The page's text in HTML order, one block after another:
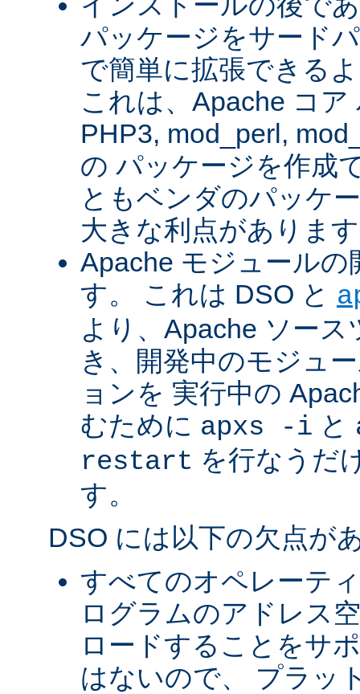
パッケージをサード
で簡単に拡張できる
これは、Apache コ
PHP3, mod_perl,
の パッケージを作成
ともベンダのパッケ
大きな利点がありま
Apache モジュール
す。 これは DSO と
より、Apache ソー
き、開発中のモジュ
ョンを 実行中の
むために apxs -i と
restart を行なうだ
す。
DSO には以下の欠点が
すべてのオペレーテ
ログラムのアドレス
ロードすることをサ
はないので、 プラッ